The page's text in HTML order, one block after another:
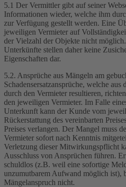
5.1 Der Vermittler gibt auf seiner
Informationen wieder, welche ihm
zur Verfügung gestellt werden. Eine
jeweiligen Vermieter auf
der Vielzahl der Objekte nicht
Unterkünfte stellen daher keine
Eigenschaften dar.
5.2. Ansprüche aus Mängeln am
Schadensersatzansprüche, welche
durch den Vermieter resultieren,
den jeweiligen Vermieter. Im Falle
Unterkunft kann der Kunde vom
Rückerstattung des vereinbarten
Preises verlangen. Der Mangel muss
Vermieter sofort nach Kenntnis
Verletzung dieser Mitwirkungspflicht
Ausschluss von Ansprüchen führen.
schuldlos (z.B. weil eine sofortige
unzumutbarem Aufwand möglich ist),
Mängelanspruch nicht.